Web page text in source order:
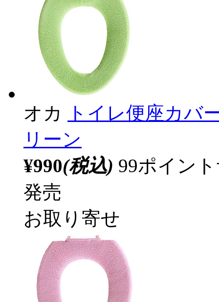
オカ
トイレ便座カバ
リーン
¥990(税込) 99ポイン
発売
お取り寄せ